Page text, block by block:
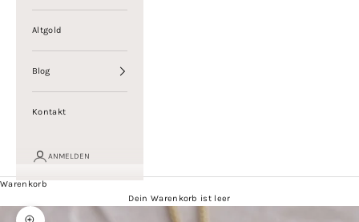
Altgold
Blog
Kontakt
ANMELDEN
Warenkorb
Dein Warenkorb ist leer